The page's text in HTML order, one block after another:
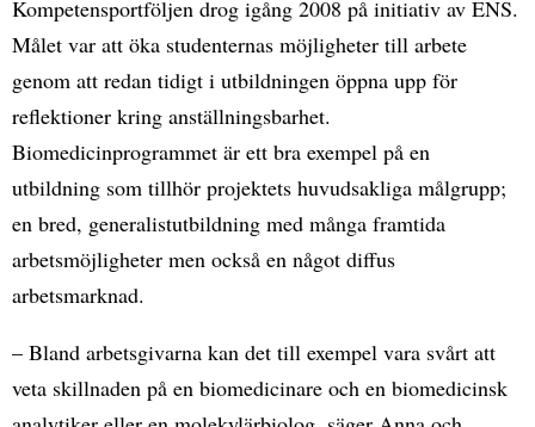
Kompetensportföljen drog igång 2008 på initiativ av ENS.
Målet var att öka studenternas möjligheter till arbete
genom att redan tidigt i utbildningen öppna upp för
reflektioner kring anställningsbarhet.
Biomedicinprogrammet är ett bra exempel på en
utbildning som tillhör projektets huvudsakliga målgrupp;
en bred, generalistutbildning med många framtida
arbetsmöjligheter men också en något diffus
arbetsmarknad.
– Bland arbetsgivarna kan det till exempel vara svårt att
veta skillnaden på en biomedicinare och en biomedicinsk